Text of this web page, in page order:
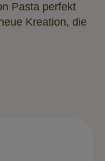
Pasta perfekt
Kreation, die